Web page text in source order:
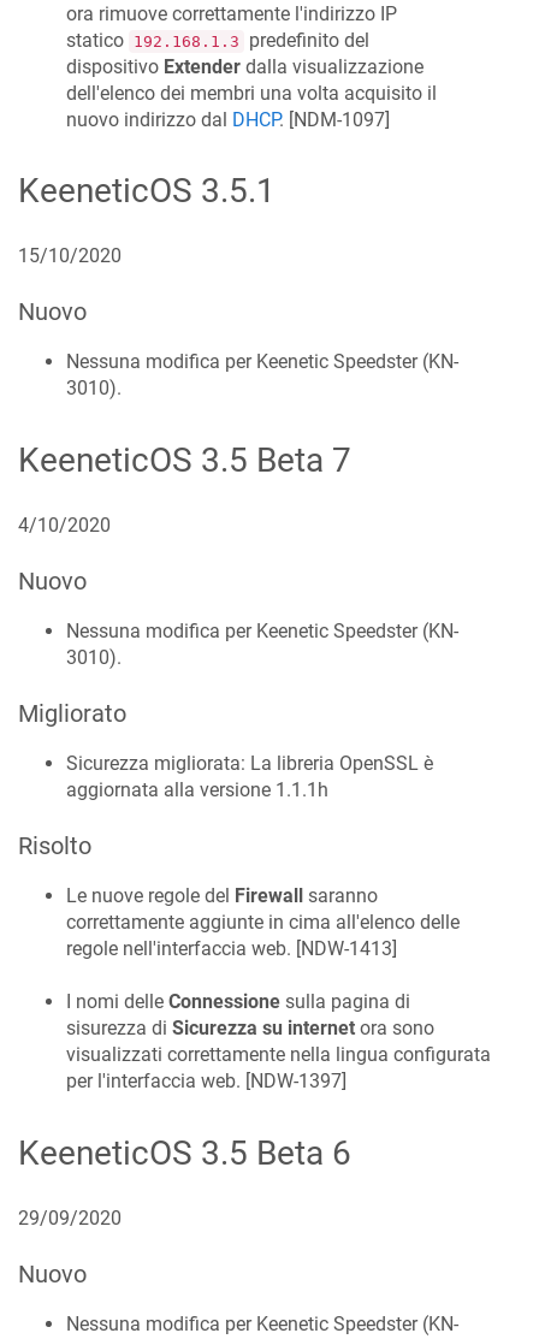
ora rimuove correttamente l'indirizzo IP
statico 192.168.1.3
predefinito del
dispositivo Extender dalla visualizzazione
dell'elenco dei membri una volta acquisito il
nuovo indirizzo dal DHCP. [NDM-1097]
KeeneticOS 3.5.1
15/10/2020
Nuovo
Nessuna modifica per Keenetic Speedster(KN-
3010).
KeeneticOS 3.5 Beta 7
4/10/2020
Nuovo
Nessuna modifica per Keenetic Speedster(KN-
3010).
Migliorato
Sicurezza migliorata: La libreria OpenSSL è
aggiornata alla versione 1.1.1h
Risolto
Le nuove regole del Firewall saranno
correttamente aggiunte in cima all'elenco delle
regole nell'interfaccia web. [NDW-1413]
I nomi delle Connessione sulla pagina di
sisurezza di Sicurezza su internet ora sono
visualizzati correttamente nella lingua configurata
per l'interfaccia web. [NDW-1397]
KeeneticOS 3.5 Beta 6
29/09/2020
Nuovo
Nessuna modifica per Keenetic Speedster(KN-